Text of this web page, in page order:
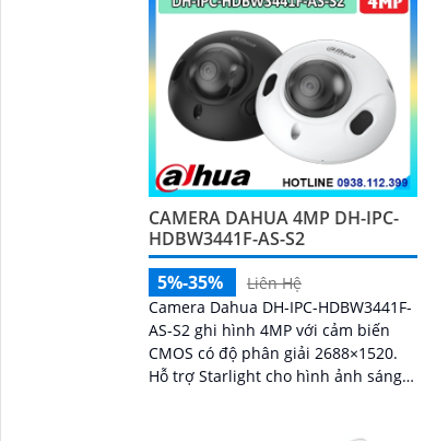
CAMERA DAHUA 4MP DH-IPC-
HDBW3441F-AS-S2
5%-35%
Liên Hệ
Camera Dahua DH-IPC-HDBW3441F-
AS-S2 ghi hình 4MP với cảm biến
CMOS có độ phân giải 2688×1520.
Hỗ trợ Starlight cho hình ảnh sáng